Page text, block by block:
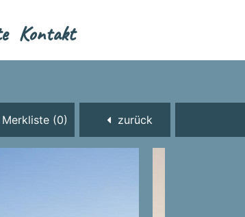
Kontakt
Merkliste (0) zurück